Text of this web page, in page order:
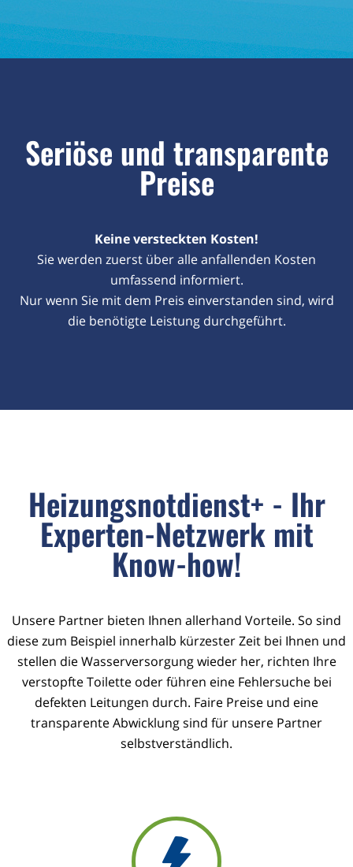
Seriöse und transparente
Preise
Keine versteckten Kosten!
Sie werden zuerst über alle anfallenden Kosten
umfassend informiert.
Nur wenn Sie mit dem Preis einverstanden sind, wird
die benötigte Leistung durchgeführt.
Heizungsnotdienst+ - Ihr
Experten-Netzwerk mit
Know-how!
Unsere Partner bieten Ihnen allerhand Vorteile. So sind
diese zum Beispiel innerhalb kürzester Zeit bei Ihnen und
stellen die Wasserversorgung wieder her, richten Ihre
verstopfte Toilette oder führen eine Fehlersuche bei
defekten Leitungen durch. Faire Preise und eine
transparente Abwicklung sind für unsere Partner
selbstverständlich.